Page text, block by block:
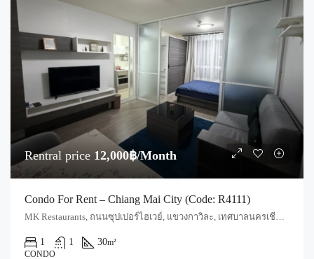
Rentral price 12,000฿/Month
Condo For Rent – Chiang Mai City (Code: R4111)
MK Restaurants, ถนนซุปเปอร์ไฮเวย์, แขวงกาวิละ, เทศบาลนครเชียงใหม่, ฟ้าฮ่าม, อำเภอเมืองเชียงใหม่, จังหวัดเชียงใหม่, 55520, ประเทศไทย, Chiang Mai, Mueang Chiang Mai
1 1 30m²
CONDO